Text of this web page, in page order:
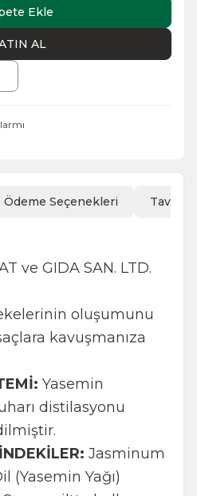
Ekle
AL
Ödeme Seçenekleri Tavsiye
ve GIDA SAN. LTD.
oluşumunu
kavuşmanıza
Yasemin
distilasyonu
Jasminum
(Yasemin Yağı)